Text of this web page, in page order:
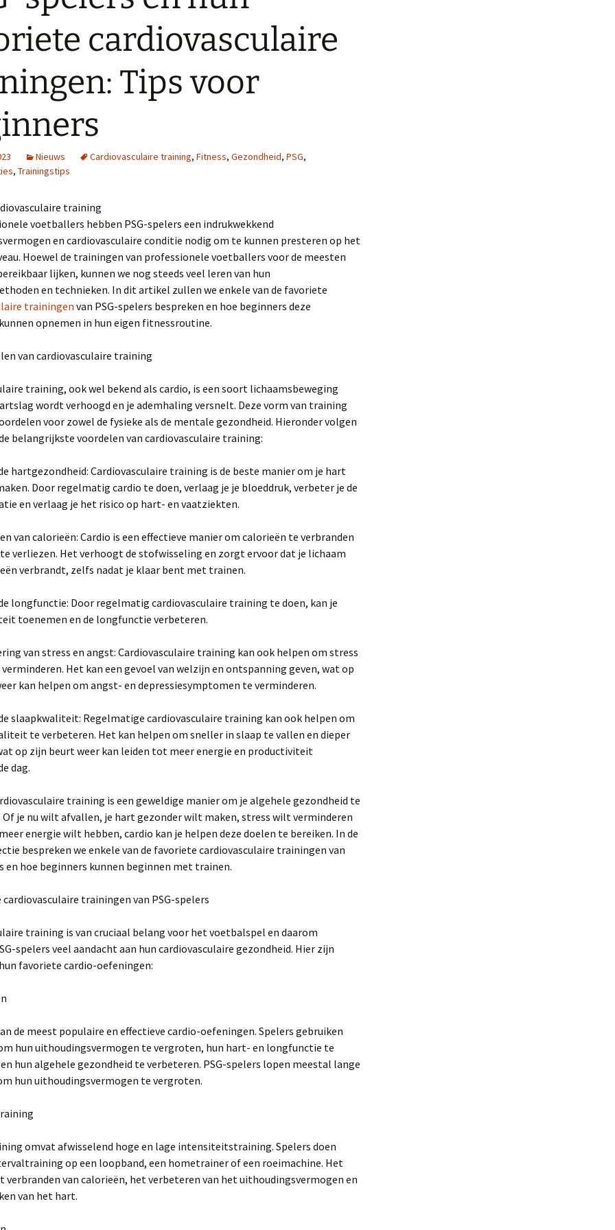
cardiovasculaire
Tips voor
Nieuws Cardiovasculaire training, Fitness, Gezondheid, PSG,
, Trainingstips
training
voetballers hebben PSG-spelers een indrukwekkend
en cardiovasculaire conditie nodig om te kunnen presteren op het
Hoewel de trainingen van professionele voetballers voor de meesten
lijken, kunnen we nog steeds veel leren van hun
en technieken. In dit artikel zullen we enkele van de favoriete
trainingen van PSG-spelers bespreken en hoe beginners deze
opnemen in hun eigen fitnessroutine.
van cardiovasculaire training
training, ook wel bekend als cardio, is een soort lichaamsbeweging
wordt verhoogd en je ademhaling versnelt. Deze vorm van training
voor zowel de fysieke als de mentale gezondheid. Hieronder volgen
belangrijkste voordelen van cardiovasculaire training:
hartgezondheid: Cardiovasculaire training is de beste manier om je hart
Door regelmatig cardio te doen, verlaag je je bloeddruk, verbeter je de
en verlaag je het risico op hart- en vaatziekten.
van calorieën: Cardio is een effectieve manier om calorieën te verbranden
verliezen. Het verhoogt de stofwisseling en zorgt ervoor dat je lichaam
verbrandt, zelfs nadat je klaar bent met trainen.
longfunctie: Door regelmatig cardiovasculaire training te doen, kan je
toenemen en de longfunctie verbeteren.
van stress en angst: Cardiovasculaire training kan ook helpen om stress
Het kan een gevoel van welzijn en ontspanning geven, wat op
kan helpen om angst- en depressiesymptomen te verminderen.
slaapkwaliteit: Regelmatige cardiovasculaire training kan ook helpen om
te verbeteren. Het kan helpen om sneller in slaap te vallen en dieper
op zijn beurt weer kan leiden tot meer energie en productiviteit
dag.
training is een geweldige manier om je algehele gezondheid te
Of je nu wilt afvallen, je hart gezonder wilt maken, stress wilt verminderen
energie wilt hebben, cardio kan je helpen deze doelen te bereiken. In de
bespreken we enkele van de favoriete cardiovasculaire trainingen van
en hoe beginners kunnen beginnen met trainen.
cardiovasculaire trainingen van PSG-spelers
training is van cruciaal belang voor het voetbalspel en daarom
spelers veel aandacht aan hun cardiovasculaire gezondheid. Hier zijn
favoriete cardio-oefeningen:
de meest populaire en effectieve cardio-oefeningen. Spelers gebruiken
hun uithoudingsvermogen te vergroten, hun hart- en longfunctie te
hun algehele gezondheid te verbeteren. PSG-spelers lopen meestal lange
hun uithoudingsvermogen te vergroten.
omvat afwisselend hoge en lage intensiteitstraining. Spelers doen
op een loopband, een hometrainer of een roeimachine. Het
verbranden van calorieën, het verbeteren van het uithoudingsvermogen en
van het hart.